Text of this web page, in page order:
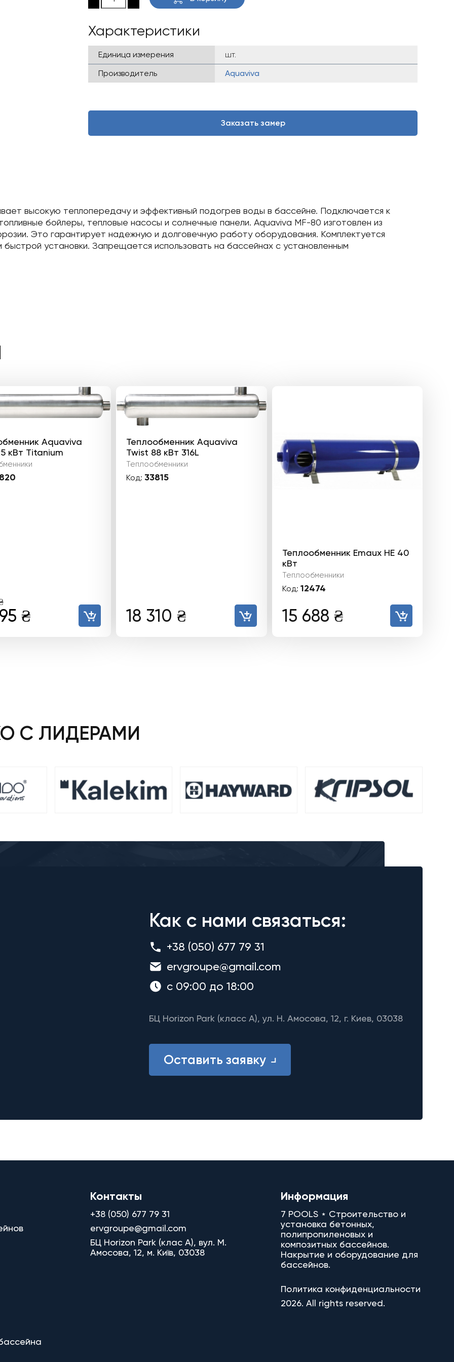
Характеристики
Единица измерения
шт.
Производитель
Aquaviva
Заказать замер
высокую теплопередачу и эффективный подогрев воды в бассейне. Подключается к
бойлеры, тепловые насосы и солнечные панели. Aquaviva MF-80 изготовлен из
Это гарантирует надежную и долговечную работу оборудования. Комплектуется
установки. Запрещается использовать на бассейнах с установленным
Aquaviva
кВт Titanium
₴Текущая
Теплообменник Aquaviva
Twist 88 кВт 316L
Теплообменники
Код: 33815
18 310 ₴
Теплообменник Emaux HE 40
кВт
Теплообменники
Код: 12474
15 688 ₴
С ЛИДЕРАМИ
Как с нами связаться:
+38 (050) 677 79 31
ervgroupe@gmail.com
с 09:00 до 18:00
БЦ Horizon Park (класс A), ул. Н. Амосова, 12, г. Киев, 03038
Оставить заявку
Контакты
+38 (050) 677 79 31
ervgroupe@gmail.com
БЦ Horizon Park (клас A), вул. М.
Амосова, 12, м. Київ, 03038
Информация
7 POOLS ⋆ Строительство и
установка бетонных,
полипропиленовых и
композитных бассейнов.
Накрытие и оборудование для
бассейнов.
Политика конфиденциальности
2026. All rights reserved.